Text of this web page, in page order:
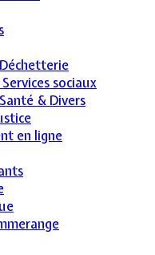
sociaux
& Divers
en ligne